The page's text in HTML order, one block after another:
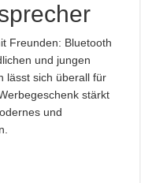
Freunden: Bluetooth
und jungen
lässt sich überall für
stärkt
und